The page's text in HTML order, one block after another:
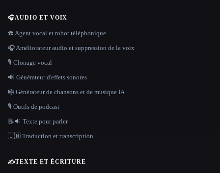
🎧AUDIO ET VOIX
☎️ Agent vocal et robot téléphonique
🎧 Améliorateur audio et suppression de la voix
🎙️ Clonage vocal
🔊 Générateur d'effets sonores
🎼 Générateur de chansons et de musique IA
🎙️ Outils de podcast
📝🔉 Texte pour parler
🇺🇳 Traduction et transcription
✍️TEXTE ET ÉCRITURE